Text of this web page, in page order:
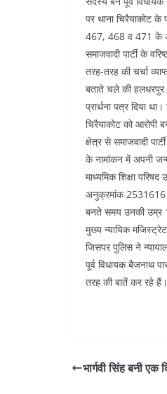
पर थाना चिरैयाकोट
467, 468 व 471 के
समाजवादी पार्टी के
तरह-तरह की चर्चा
बताते चले की हलधरपुर
प्रार्थना पत्र दिया
चिरैयाकोट को आरोपी
क्षेत्र से समाजवादी
के नामांकन में अपनी
माध्यमिक शिक्षा
अनुक्रमांक 2531616
बनते समय उनकी उम्र
मुख्य न्यायिक
जिसपर पुलिस ने
पूर्व विधायक बैजनाथ
तरह की बातें कर रहे
भार्गवी सिंह बनी